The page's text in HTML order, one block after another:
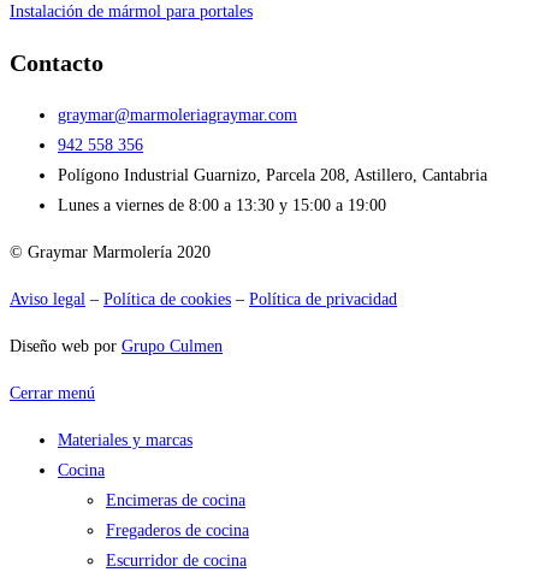
Instalación de mármol para portales
Contacto
graymar@marmoleriagraymar.com
942 558 356
Polígono Industrial Guarnizo, Parcela 208, Astillero, Cantabria
Lunes a viernes de 8:00 a 13:30 y 15:00 a 19:00
© Graymar Marmolería 2020
Aviso legal – Política de cookies – Política de privacidad
Diseño web por Grupo Culmen
Cerrar menú
Materiales y marcas
Cocina
Encimeras de cocina
Fregaderos de cocina
Escurridor de cocina